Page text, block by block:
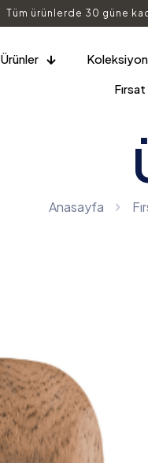
Tüm ürünlerde 30 güne
Ürünler
Anasayfa